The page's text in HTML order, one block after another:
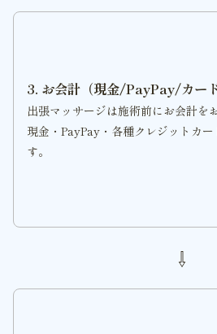
3. お会計（現金/PayPay/カード
出張マッサージは施術前にお会計を
現金・PayPay・各種クレジットカー
す。
⇩